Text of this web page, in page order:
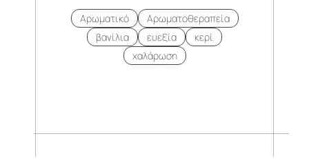
Αρωματικό
Αρωματοθεραπεία
βανίλια
ευεξία
κερί
χαλάρωση
.